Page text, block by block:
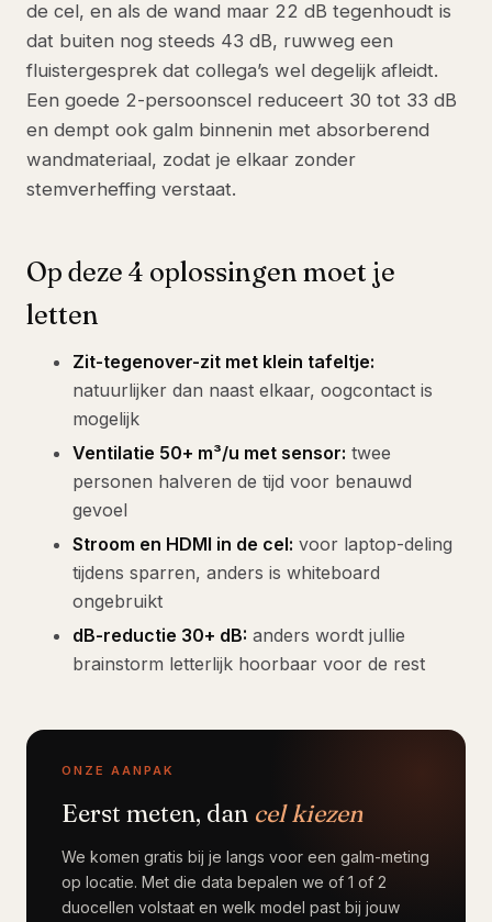
de cel, en als de wand maar 22 dB tegenhoudt is
dat buiten nog steeds 43 dB, ruwweg een
fluistergesprek dat collega’s wel degelijk afleidt.
Een goede 2-persoonscel reduceert 30 tot 33 dB
en dempt ook galm binnenin met absorberend
wandmateriaal, zodat je elkaar zonder
stemverheffing verstaat.
Op deze 4 oplossingen moet je
letten
Zit-tegenover-zit met klein tafeltje:
natuurlijker dan naast elkaar, oogcontact is
mogelijk
Ventilatie 50+ m³/u met sensor: twee
personen halveren de tijd voor benauwd
gevoel
Stroom en HDMI in de cel: voor laptop-deling
tijdens sparren, anders is whiteboard
ongebruikt
dB-reductie 30+ dB: anders wordt jullie
brainstorm letterlijk hoorbaar voor de rest
ONZE AANPAK
Eerst meten, dan cel kiezen
We komen gratis bij je langs voor een galm-meting
op locatie. Met die data bepalen we of 1 of 2
duocellen volstaat en welk model past bij jouw